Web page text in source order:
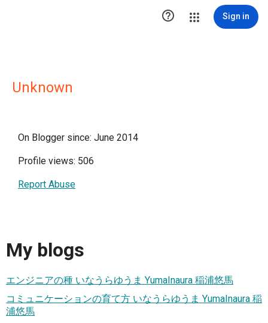
 Sign in
Unknown
On Blogger since: June 2014
Profile views: 506
Report Abuse
My blogs
エンジニアの種 いなうらゆうま YumaInaura 稲浦悠馬
コミュニケーションの育て方 いなうらゆうま YumaInaura 稲
浦悠馬